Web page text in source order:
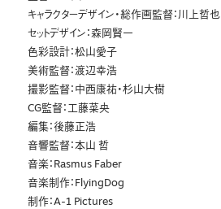
キャラクターデザイン・総作画監督：川上哲也
セットデザイン：森岡賢一
色彩設計：松山愛子
美術監督：渡辺幸浩
撮影監督：中西康祐・杉山大樹
CG監督：工藤菜央
編集：後藤正浩
音響監督：本山 哲
音楽：Rasmus Faber
音楽制作：FlyingDog
制作：A-1 Pictures